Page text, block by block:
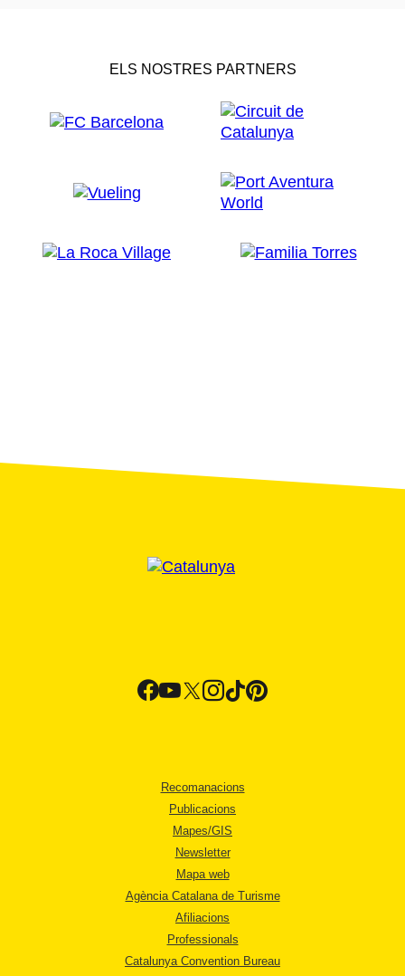
ELS NOSTRES PARTNERS
Recomanacions
Publicacions
Mapes/GIS
Newsletter
Mapa web
Agència Catalana de Turisme
Afiliacions
Professionals
Catalunya Convention Bureau